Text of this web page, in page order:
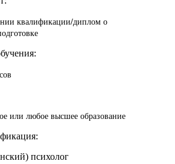
квалификации/диплом о
или любое высшее образование
психолог